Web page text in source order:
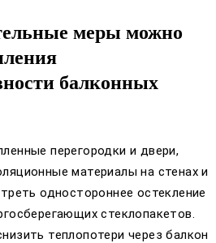
меры можно
балконных
перегородки и двери,
материалы на стенах и
одностороннее остекление
стеклопакетов.
теплопотери через балкон